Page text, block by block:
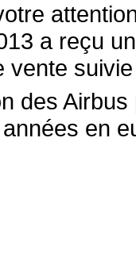
a reçu
vente
des
en